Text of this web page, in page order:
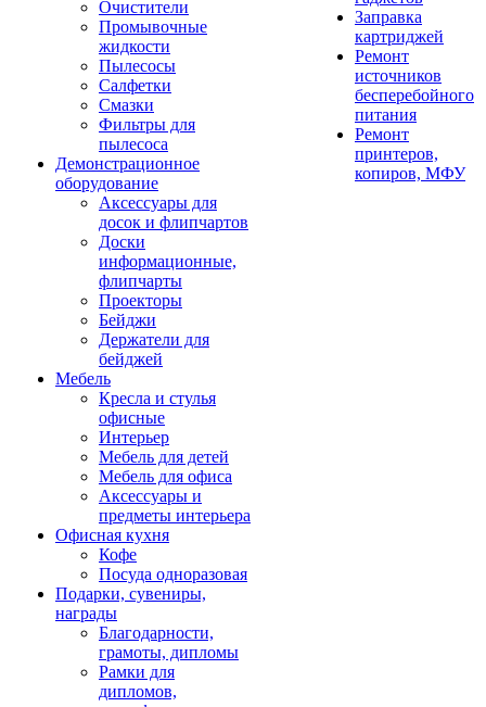
Очистители
Промывочные
жидкости
Пылесосы
Салфетки
Смазки
Фильтры для
пылесоса
Демонстрационное
оборудование
Аксессуары для
досок и флипчартов
Доски
информационные,
флипчарты
Проекторы
Бейджи
Держатели для
бейджей
Мебель
Кресла и стулья
офисные
Интерьер
Мебель для детей
Мебель для офиса
Аксессуары и
предметы интерьера
Офисная кухня
Кофе
Посуда одноразовая
Подарки, сувениры,
награды
Благодарности,
грамоты, дипломы
Рамки для
дипломов,
Заправка
картриджей
Ремонт
источников
бесперебойного
питания
Ремонт
принтеров,
копиров, МФУ